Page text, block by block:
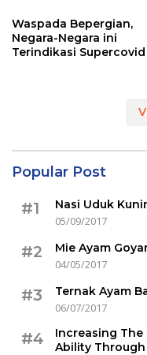
Waspada Bepergian,
Negara-Negara ini
Terindikasi Supercovid
Popular Post
#1
Nasi Uduk
05/09/2017
#2
Mie Ayam
04/05/2017
#3
Ternak Ayam
06/07/2017
#4
Increasing The
Ability Through